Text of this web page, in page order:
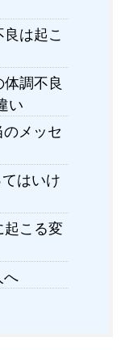
は起こ
調不良
い
メッセ
はいけ
起こる変
へ